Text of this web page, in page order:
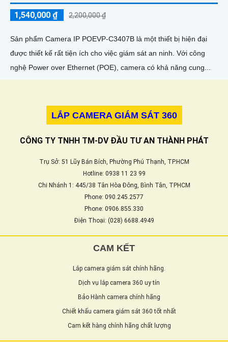
1,540,000 ₫ 2,200,000 ₫
Sản phẩm Camera IP POEVP-C3407B là một thiết bị hiện đại
được thiết kế rất tiện ích cho việc giám sát an ninh. Với công
nghệ Power over Ethernet (POE), camera có khả năng cung...
LẮP CAMERA GIÁM SÁT 360
CÔNG TY TNHH TM-DV ĐẦU TƯ AN THÀNH PHÁT
Trụ Sở: 51 Lũy Bán Bích, Phường Phú Thạnh, TP.HCM
Hotline: 0938 11 23 99
Chi Nhánh 1: 445/38 Tân Hòa Đông, Bình Tân, TPHCM
Phone: 090.245.2577
Phone: 0906.855.330
Điện Thoại: (028) 6688.4949
CAM KẾT
Lắp camera giám sát chính hãng.
Dịch vụ lắp camera 360 uy tín
Bảo Hành camera chính hãng
Chiết khấu camera giám sát 360 tốt nhất
Cam kết hàng chính hãng chất lượng